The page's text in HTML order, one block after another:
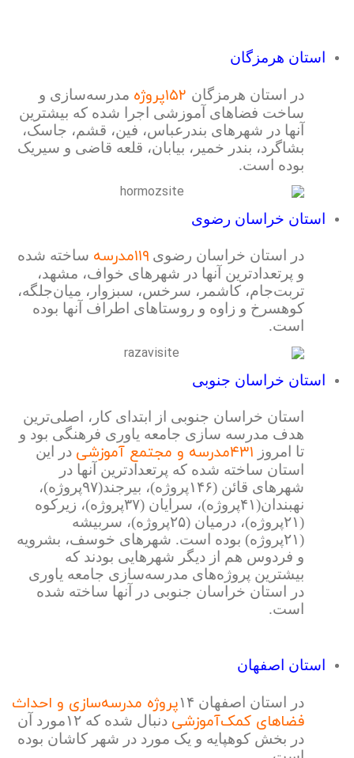
استان هرمزگان
در استان هرمزگان
مدرسه‌سازی و
ساخت فضاهای آموزشی اجرا شده که بیشترین
آنها در شهرهای بندرعباس، فین، قشم، جاسک،
بشاگرد، بندر خمیر، بیابان، قلعه قاضی و سیریک
بوده است.
استان خراسان رضوی
در استان خراسان رضوی ۱۱۹مدرسه
ساخته شده
و پرتعدادترین آنها در شهرهای خواف، مشهد،
تربت‌جام، کاشمر، سرخس، سبزوار، میان‌جلگه،
کوهسرخ و زاوه و روستاهای اطراف آنها بوده
است.
استان خراسان جنوبی
استان خراسان جنوبی از ابتدای کار، اصلی‌ترین
هدف مدرسه سازی جامعه یاوری فرهنگی بود و
تا امروز ۴۳۱مدرسه و مجتمع آموزشی
در این
استان ساخته شده که پرتعدادترین آنها در
شهرهای قائن (۱۴۶پروژه)، بیرجند(۹۷پروژه)،
نهبندان(۴۱پروژه)، سرایان (۳۷پروژه)، زیرکوه
(۲۱پروژه)، درمیان (۲۵پروژه)، سربیشه
(۲۱پروژه) بوده است. شهرهای خوسف، بشرویه
و فردوس هم از دیگر شهرهایی بودند که
بیشترین پروژه‌های مدرسه‌سازی جامعه یاوری
در استان خراسان جنوبی در آنها ساخته شده
است.
استان اصفهان
در استان اصفهان ۱۴پروژه مدرسه‌سازی و احداث
فضاهای کمک‌آموزشی
دنبال شده که ۱۲مورد آن
در بخش کوهپایه و یک مورد در شهر کاشان بوده